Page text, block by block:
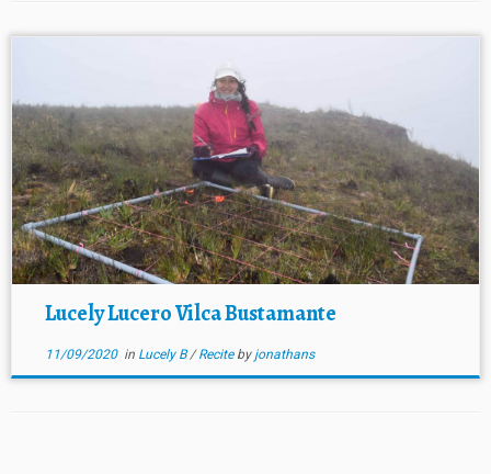
Lucely Lucero Vilca Bustamante
11/09/2020in Lucely B/Recite by jonathans